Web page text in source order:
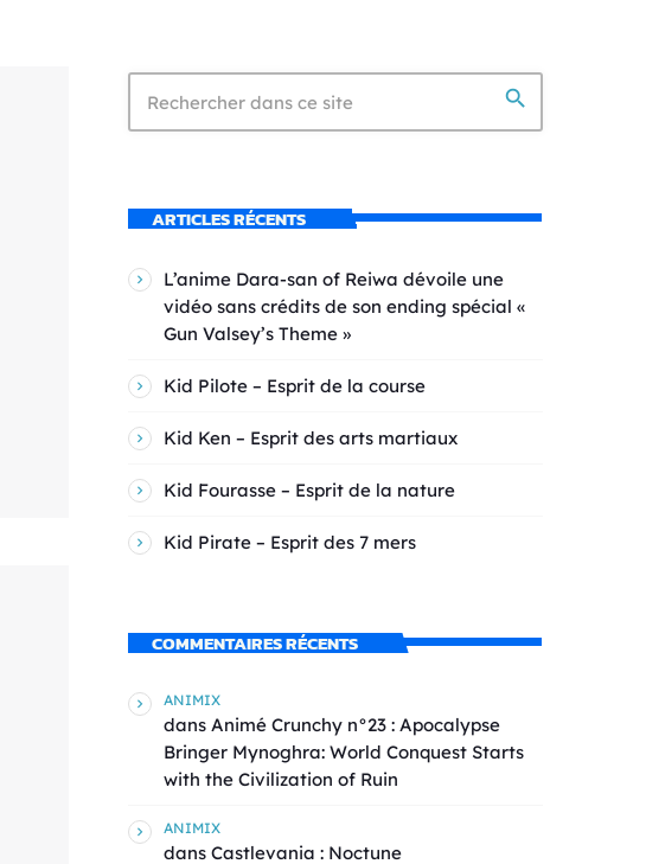
search
ARTICLES RÉCENTS
L’anime Dara-san of Reiwa dévoile une
vidéo sans crédits de son ending spécial «
Gun Valsey’s Theme »
Kid Pilote – Esprit de la course
Kid Ken – Esprit des arts martiaux
Kid Fourasse – Esprit de la nature
Kid Pirate – Esprit des 7 mers
COMMENTAIRES RÉCENTS
ANIMIX
dans Animé Crunchy n°23 : Apocalypse
Bringer Mynoghra: World Conquest Starts
with the Civilization of Ruin
ANIMIX
dans Castlevania : Noctune